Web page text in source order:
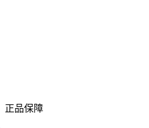
正品保障